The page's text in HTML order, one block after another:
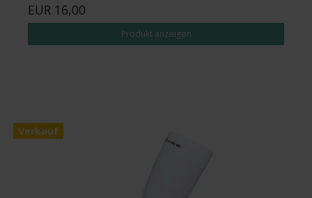
EUR 16,00
Produkt anzeigen
Verkauf